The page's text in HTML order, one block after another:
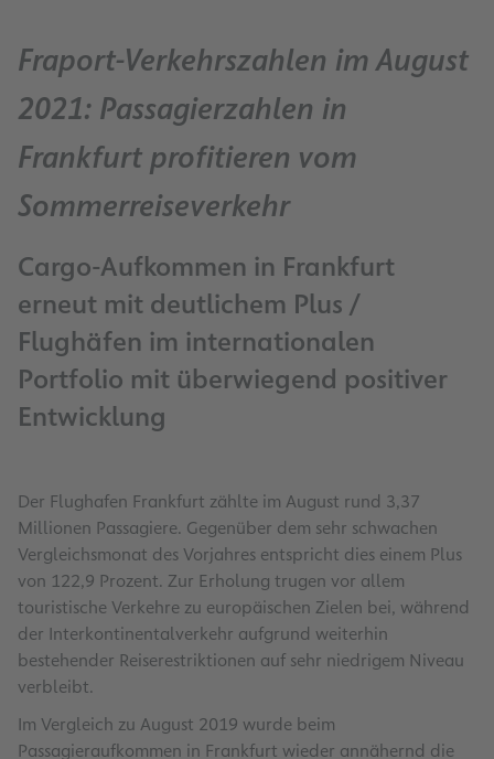
Fraport-Verkehrszahlen im August
2021: Passagierzahlen in
Frankfurt profitieren vom
Sommerreiseverkehr
Cargo-Aufkommen in Frankfurt
erneut mit deutlichem Plus /
Flughäfen im internationalen
Portfolio mit überwiegend positiver
Entwicklung
Der Flughafen Frankfurt zählte im August rund 3,37
Millionen Passagiere. Gegenüber dem sehr schwachen
Vergleichsmonat des Vorjahres entspricht dies einem Plus
von 122,9 Prozent. Zur Erholung trugen vor allem
touristische Verkehre zu europäischen Zielen bei, während
der Interkontinentalverkehr aufgrund weiterhin
bestehender Reiserestriktionen auf sehr niedrigem Niveau
verbleibt.
Im Vergleich zu August 2019 wurde beim
Passagieraufkommen in Frankfurt wieder annähernd die